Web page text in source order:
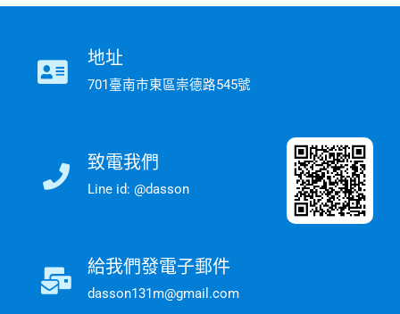
地址
701臺南市東區崇德路545號
致電我們
Line id: @dasson
給我們發電子郵件
dasson131m@gmail.com